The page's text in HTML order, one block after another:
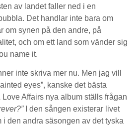
av landet faller ned i en
Det handlar inte bara om
om synen på den andre, på
och om ett land som vänder sig
name it.
inte skriva mer nu. Men jag vill
eyes”, kanske det bästa
Affairs nya album ställs frågan
I den sången existerar livet
i den andra säsongen av det tyska